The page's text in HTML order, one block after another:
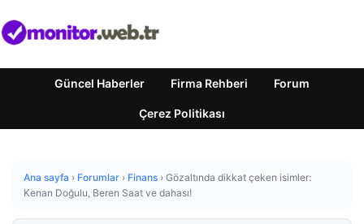
Güncel Haberler Firma Rehberi Forum
Çerez Politikası
Ana sayfa › Forumlar › Finans › Gözaltında dikkat çeken isimler:
Kenan Doğulu, Beren Saat ve dahası!